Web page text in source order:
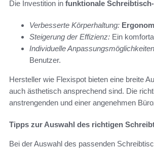
Die Investition in funktionale
Verbesserte Körperhaltung:
Steigerung der Effizienz: Ein
Individuelle
Benutzer.
Hersteller wie Flexispot bieten eine breite
auch ästhetisch ansprechend sind. Die
anstrengenden und einer angenehmen
Tipps zur Auswahl des richtigen
Bei der Auswahl des passenden